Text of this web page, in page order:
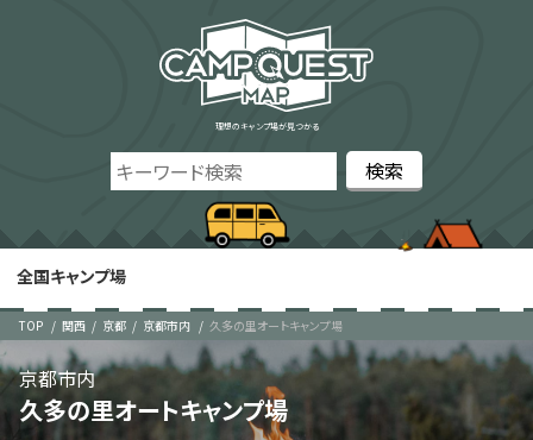
理想のキャンプ場が見つかる
全国キャンプ場
TOP 関西 京都 京都市内 久多の里オートキャンプ場
久多の里オートキャンプ場
京都市内